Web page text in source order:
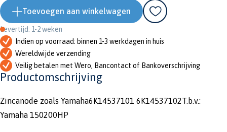
Toevoegen aan winkelwagen
Levertijd: 1-2 weken
Indien op voorraad: binnen 1-3 werkdagen in huis
Wereldwijde verzending
Veilig betalen met Wero, Bancontact of Bankoverschrijving
Productomschrijving
Zincanode zoals Yamaha6K14537101 6K14537102T.b.v.:
Yamaha 150200HP